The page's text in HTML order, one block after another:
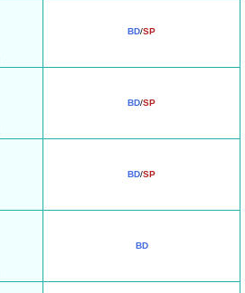
BD/SP
BD/SP
BD/SP
BD